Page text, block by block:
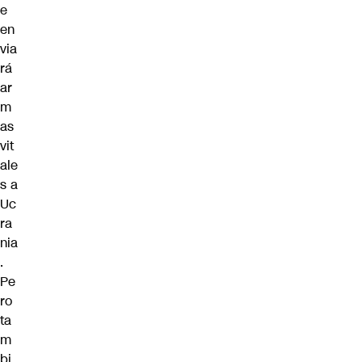
e
en
via
rá
ar
m
as
vit
ale
s a
Uc
ra
nia
.
Pe
ro
ta
m